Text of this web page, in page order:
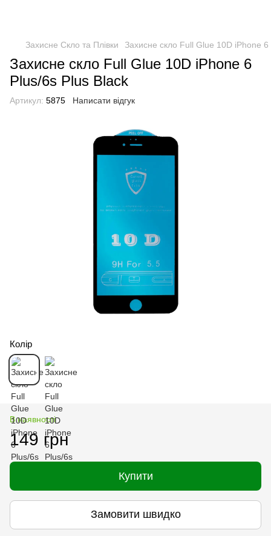
Захисне Скло та Плівки Захисне скло Full Glue 10D iPhone
Захисне скло Full Glue 10D iPhone 6
Plus/6s Plus Black
Артикул: 5875 Написати відгук
Колір
В наявності
149 грн
Купити
Замовити швидко